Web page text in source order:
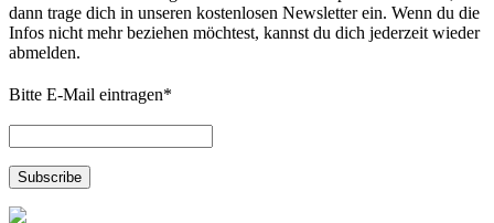
dann trage dich in unseren kostenlosen Newsletter ein. Wenn du die
Infos nicht mehr beziehen möchtest, kannst du dich jederzeit wieder
abmelden.
Bitte E-Mail eintragen*